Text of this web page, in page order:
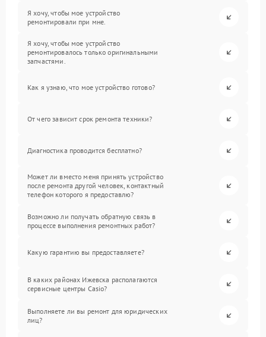
Я хочу, чтобы мое устройство
ремонтировали при мне.
Я хочу, чтобы мое устройство
ремонтировалось только оригинальными
запчастями.
Как я узнаю, что мое устройство готово?
От чего зависит срок ремонта техники?
Диагностика проводится бесплатно?
Может ли вместо меня принять устройство
после ремонта другой человек, контактный
телефон которого я предоставлю?
Возможно ли получать обратную связь в
процессе выполнения ремонтных работ?
Какую гарантию вы предоставляете?
В каких районах Ижевска располагаются
сервисные центры Casio?
Выполняете ли вы ремонт для юридических
лиц?